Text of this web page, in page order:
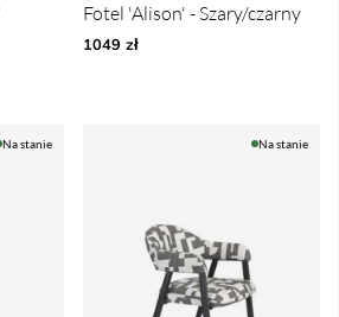
Fotel 'Alison' - Szary/czarny
1049 zł
Na stanie Na stanie